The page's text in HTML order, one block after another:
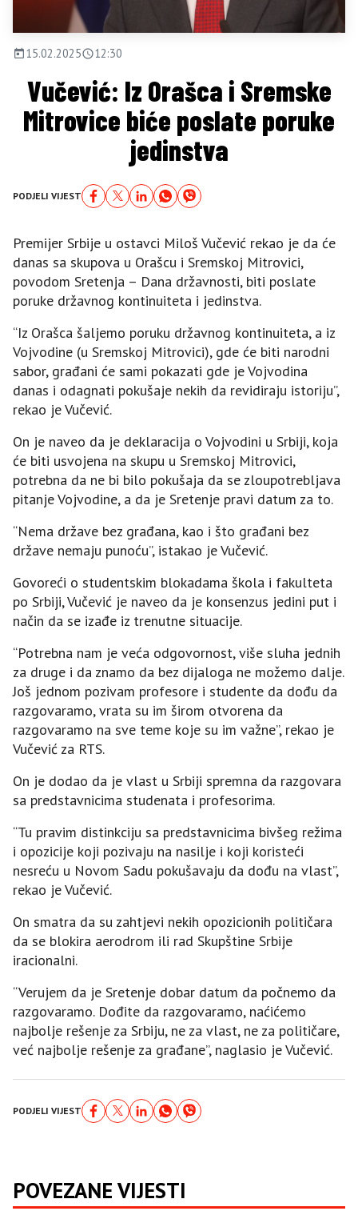
15.02.2025 12:30
Vučević: Iz Orašca i Sremske
Mitrovice biće poslate poruke
jedinstva
PODJELI VIJEST
Premijer Srbije u ostavci Miloš Vučević rekao je da će
danas sa skupova u Orašcu i Sremskoj Mitrovici,
povodom Sretenja – Dana državnosti, biti poslate
poruke državnog kontinuiteta i jedinstva.
“Iz Orašca šaljemo poruku državnog kontinuiteta, a iz
Vojvodine (u Sremskoj Mitrovici), gde će biti narodni
sabor, građani će sami pokazati gde je Vojvodina
danas i odagnati pokušaje nekih da revidiraju istoriju”,
rekao je Vučević.
On je naveo da je deklaracija o Vojvodini u Srbiji, koja
će biti usvojena na skupu u Sremskoj Mitrovici,
potrebna da ne bi bilo pokušaja da se zloupotrebljava
pitanje Vojvodine, a da je Sretenje pravi datum za to.
“Nema države bez građana, kao i što građani bez
države nemaju punoću”, istakao je Vučević.
Govoreći o studentskim blokadama škola i fakulteta
po Srbiji, Vučević je naveo da je konsenzus jedini put i
način da se izađe iz trenutne situacije.
“Potrebna nam je veća odgovornost, više sluha jednih
za druge i da znamo da bez dijaloga ne možemo dalje.
Još jednom pozivam profesore i studente da dođu da
razgovaramo, vrata su im širom otvorena da
razgovaramo na sve teme koje su im važne”, rekao je
Vučević za RTS.
On je dodao da je vlast u Srbiji spremna da razgovara
sa predstavnicima studenata i profesorima.
“Tu pravim distinkciju sa predstavnicima bivšeg režima
i opozicije koji pozivaju na nasilje i koji koristeći
nesreću u Novom Sadu pokušavaju da dođu na vlast”,
rekao je Vučević.
On smatra da su zahtjevi nekih opozicionih političara
da se blokira aerodrom ili rad Skupštine Srbije
iracionalni.
“Verujem da je Sretenje dobar datum da počnemo da
razgovaramo. Dođite da razgovaramo, naćićemo
najbolje rešenje za Srbiju, ne za vlast, ne za političare,
već najbolje rešenje za građane”, naglasio je Vučević.
PODJELI VIJEST
POVEZANE VIJESTI